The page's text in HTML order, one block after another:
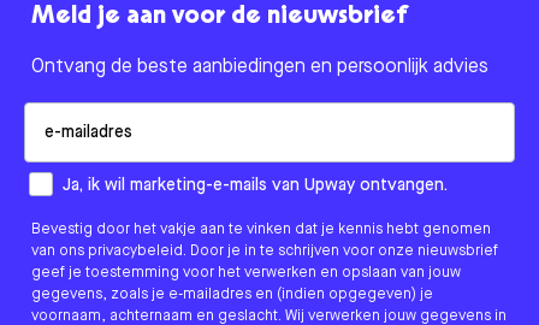
Meld je aan voor de nieuwsbrief
Ontvang de beste aanbiedingen en persoonlijk advies
How would you like to hear from us?
Ja, ik wil marketing-e-mails van Upway ontvangen.
Bevestig door het vakje aan te vinken dat je kennis hebt genomen
van ons privacybeleid. Door je in te schrijven voor onze nieuwsbrief
geef je toestemming voor het verwerken en opslaan van jouw
gegevens, zoals je e-mailadres en (indien opgegeven) je
voornaam, achternaam en geslacht. Wij verwerken jouw gegevens in